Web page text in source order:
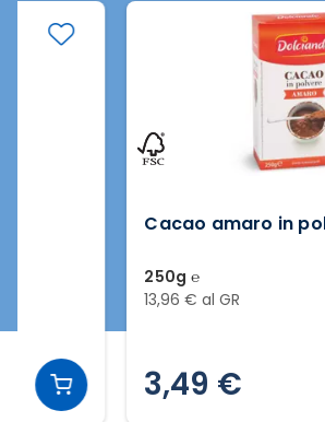
Cacao amaro in
250g ℮
13,96 € al GR
3,49 €